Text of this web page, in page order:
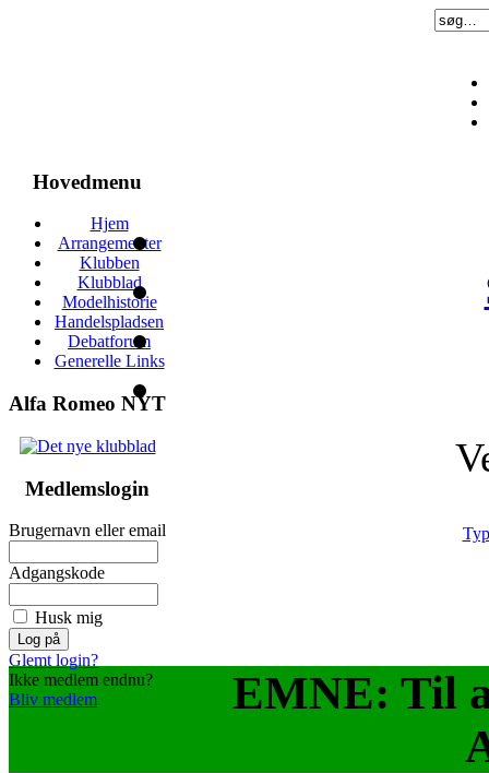
Hovedmenu
Hjem
Arrangementer
Klubben
Klubblad
Modelhistorie
Handelspladsen
Debatforum
Generelle Links
Alfa Romeo NYT
Medlemslogin
Brugernavn eller email
Adgangskode
Husk mig
Glemt login?
Ikke medlem endnu?
Bliv medlem
EMNE: Til